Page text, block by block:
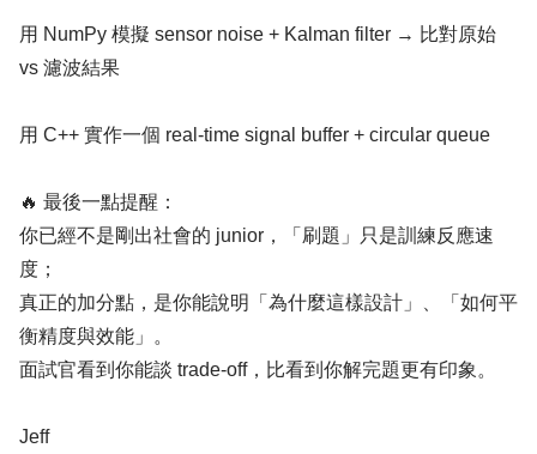
用 NumPy 模擬 sensor noise + Kalman filter → 比對原始
vs 濾波結果
用 C++ 實作一個 real-time signal buffer + circular queue
🔥 最後一點提醒：
你已經不是剛出社會的 junior，「刷題」只是訓練反應速
度；
真正的加分點，是你能說明「為什麼這樣設計」、「如何平
衡精度與效能」。
面試官看到你能談 trade-off，比看到你解完題更有印象。
Jeff